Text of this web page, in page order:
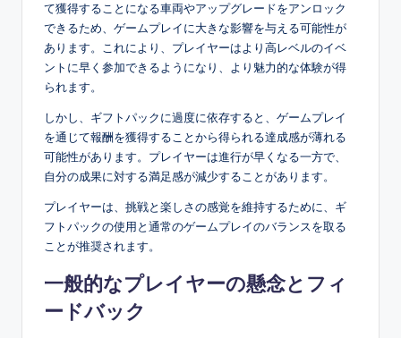
て獲得することになる車両やアップグレードをアンロック
できるため、ゲームプレイに大きな影響を与える可能性が
あります。これにより、プレイヤーはより高レベルのイベ
ントに早く参加できるようになり、より魅力的な体験が得
られます。
しかし、ギフトパックに過度に依存すると、ゲームプレイ
を通じて報酬を獲得することから得られる達成感が薄れる
可能性があります。プレイヤーは進行が早くなる一方で、
自分の成果に対する満足感が減少することがあります。
プレイヤーは、挑戦と楽しさの感覚を維持するために、ギ
フトパックの使用と通常のゲームプレイのバランスを取る
ことが推奨されます。
一般的なプレイヤーの懸念とフィ
ードバック